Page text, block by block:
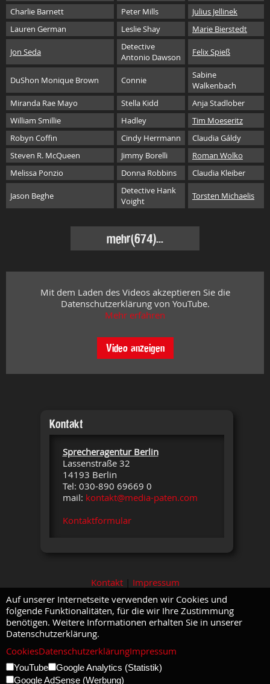
Charlie Barnett
Peter Mills
Julius Jellinek
Lauren German
Leslie Shay Marie Bierstedt
Jon Seda
Detective
Antonio Dawson
Felix Spieß
DuShon Monique Brown Connie
Sabine
Walkenbach
Miranda Rae Mayo
Stella Kidd
Anja Stadlober
William Smillie
Hadley
Tim Moeseritz
Robyn Coffin
Cindy Herrmann
Claudia Gáldy
Steven R. McQueen
Jimmy Borelli
Roman Wolko
Melissa Ponzio
Donna Robbins Claudia Kleiber
Jason Beghe
Detective Hank
Voight
Torsten Michaelis
mehr(674)...
Mit dem Laden des Videos akzeptieren Sie die
Datenschutzerklärung von YouTube.
Mehr erfahren
Video anzeigen
Kontakt
Sprecheragentur Berlin
Lassenstraße 32
14193 Berlin
Tel: 030-890 69669 0
mail: kontakt@media-paten.com
Kontaktformular
Kontakt| Impressum
Auf unserer Internetseite verwenden wir Cookies und
folgende Funktionalitäten, für die wir Ihre Zustimmung
benötigen. Weitere Informationen erhalten Sie in unserer
Datenschutzerklärung.
CookiesDatenschutzerklärungImpressum
YouTube
Google Analytics (Statistik)
Google AdSense (Werbung)